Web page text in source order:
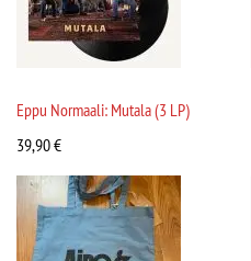
Eppu Normaali: Mutala (3 LP)
39,90€